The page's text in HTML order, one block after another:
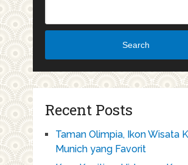
Search
Recent Posts
Taman Olimpia, Ikon Wisata
Munich yang Favorit